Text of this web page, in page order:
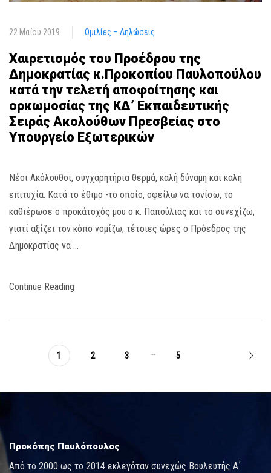
22 Μαΐου 2019 Ομιλίες – Δηλώσεις
Χαιρετισμός του Προέδρου της
Δημοκρατίας κ.Προκοπίου Παυλοπούλου
κατά την τελετή αποφοίτησης και
ορκωμοσίας της ΚΔ’ Εκπαιδευτικής
Σειράς Ακολούθων Πρεσβείας στο
Υπουργείο Εξωτερικών
Νέοι Ακόλουθοι, συγχαρητήρια θερμά, καλή δύναμη και καλή
επιτυχία. Κατά το έθιμο -το οποίο, οφείλω να τονίσω, το
καθιέρωσε ο προκάτοχός μου ο κ. Παπούλιας και το συνεχίζω,
γιατί αξίζει τον κόπο νομίζω, τέτοιες ώρες ο Πρόεδρος της
Δημοκρατίας να …
Continue Reading
1 2 3 ... 5
Προκόπης Παυλόπουλος
Από το 2000 ως το 2014 εκλεγόταν συνεχώς Βουλευτής Α΄